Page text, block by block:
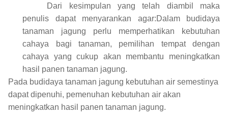
Dari kesimpulan yang telah diambil maka
penulis dapat menyarankan agar:Dalam budidaya
tanaman jagung perlu memperhatikan kebutuhan
cahaya bagi tanaman, pemilihan tempat dengan
cahaya yang cukup akan membantu meningkatkan
hasil panen tanaman jagung.
Pada budidaya tanaman jagung kebutuhan air semestinya
dapat dipenuhi, pemenuhan kebutuhan air akan
meningkatkan hasil panen tanaman jagung.